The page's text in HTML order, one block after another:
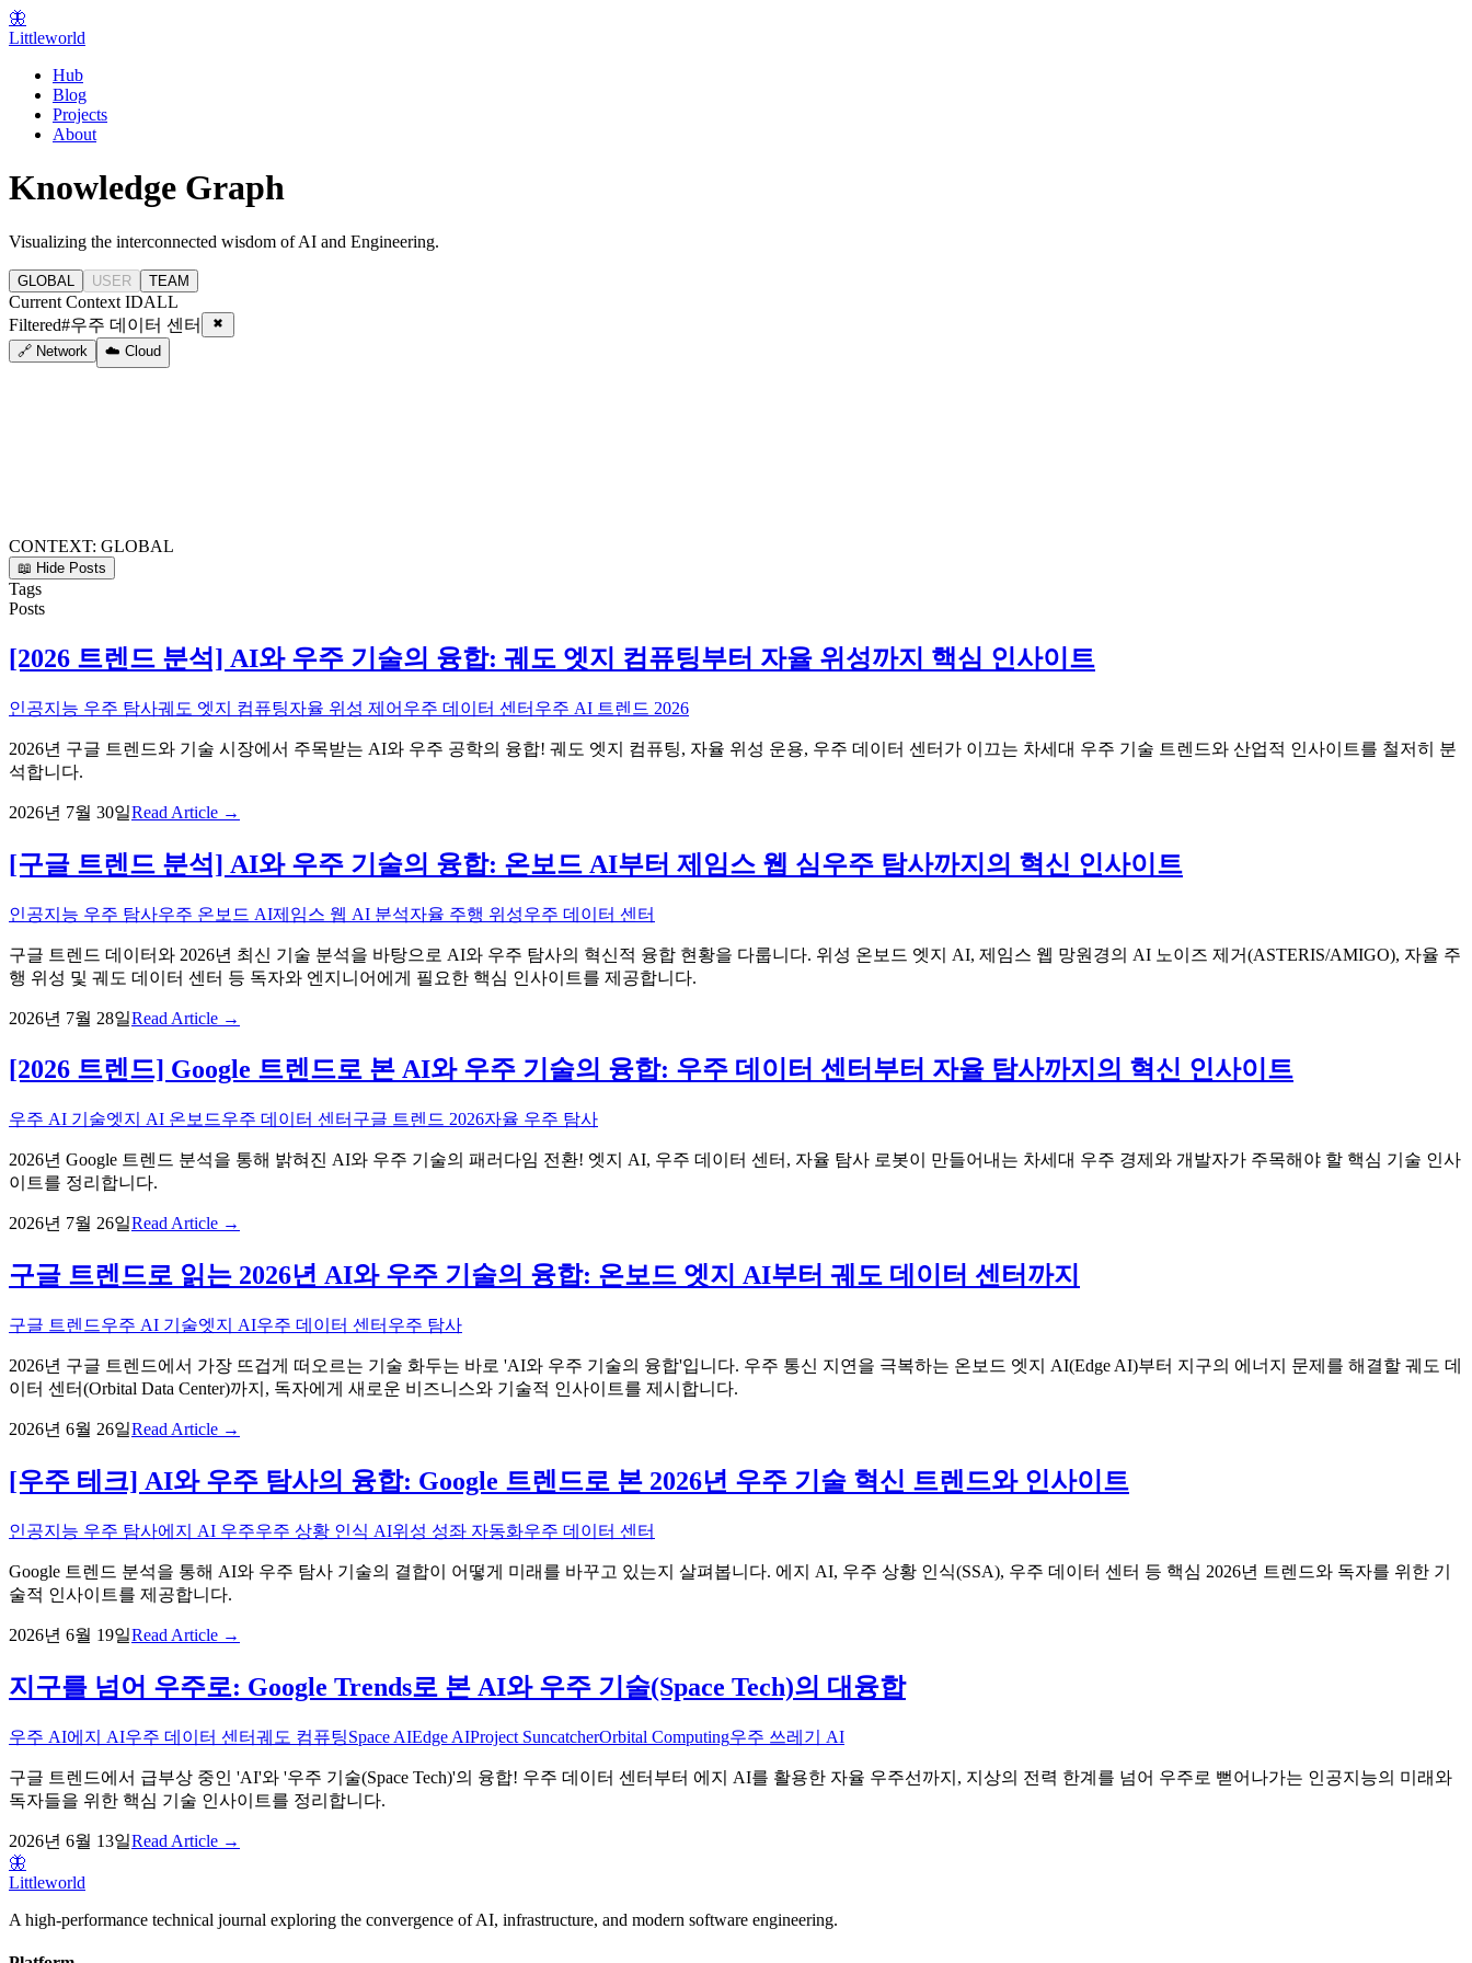
🦋
Littleworld
Hub
Blog
Projects
About
Knowledge Graph
Visualizing the interconnected wisdom of AI and Engineering.
GLOBAL USER TEAM
Current Context IDALL
Filtered#우주 데이터 센터
🔗 Network ☁️ Cloud
CONTEXT: GLOBAL
📖 Hide Posts
Tags
Posts
[2026 트렌드 분석] AI와 우주 기술의 융합: 궤도 엣지 컴퓨팅부터 자율 위성까지 핵심 인사이트
인공지능 우주 탐사궤도 엣지 컴퓨팅자율 위성 제어 우주 데이터 센터 우주 AI 트렌드 2026
2026년 구글 트렌드와 기술 시장에서 주목받는 AI와 우주 공학의 융합! 궤도 엣지 컴퓨팅, 자율 위성 운용, 우주 데이터 센터가 이끄는 차세대 우주 기술 트렌드와 산업적 인사이트를 철저히 분
석합니다.
2026년 7월 30일Read Article →
[구글 트렌드 분석] AI와 우주 기술의 융합: 온보드 AI부터 제임스 웹 심우주 탐사까지의 혁신 인사이트
인공지능 우주 탐사우주 온보드 AI제임스 웹 AI 분석자율 주행 위성우주 데이터 센터
구글 트렌드 데이터와 2026년 최신 기술 분석을 바탕으로 AI와 우주 탐사의 혁신적 융합 현황을 다룹니다. 위성 온보드 엣지 AI, 제임스 웹 망원경의 AI 노이즈 제거(ASTERIS/AMIGO), 자율 주
행 위성 및 궤도 데이터 센터 등 독자와 엔지니어에게 필요한 핵심 인사이트를 제공합니다.
2026년 7월 28일Read Article →
[2026 트렌드] Google 트렌드로 본 AI와 우주 기술의 융합: 우주 데이터 센터부터 자율 탐사까지의 혁신 인사이트
우주 AI 기술엣지 AI 온보드우주 데이터 센터 구글 트렌드 2026자율 우주 탐사
2026년 Google 트렌드 분석을 통해 밝혀진 AI와 우주 기술의 패러다임 전환! 엣지 AI, 우주 데이터 센터, 자율 탐사 로봇이 만들어내는 차세대 우주 경제와 개발자가 주목해야 할 핵심 기술 인사
이트를 정리합니다.
2026년 7월 26일Read Article →
구글 트렌드로 읽는 2026년 AI와 우주 기술의 융합: 온보드 엣지 AI부터 궤도 데이터 센터까지
구글 트렌드우주 AI 기술엣지 AI우주 데이터 센터 우주 탐사
2026년 구글 트렌드에서 가장 뜨겁게 떠오르는 기술 화두는 바로 'AI와 우주 기술의 융합'입니다. 우주 통신 지연을 극복하는 온보드 엣지 AI(Edge AI)부터 지구의 에너지 문제를 해결할 궤도 데
이터 센터(Orbital Data Center)까지, 독자에게 새로운 비즈니스와 기술적 인사이트를 제시합니다.
2026년 6월 26일Read Article →
[우주 테크] AI와 우주 탐사의 융합: Google 트렌드로 본 2026년 우주 기술 혁신 트렌드와 인사이트
인공지능 우주 탐사에지 AI 우주우주 상황 인식 AI위성 성좌 자동화우주 데이터 센터
Google 트렌드 분석을 통해 AI와 우주 탐사 기술의 결합이 어떻게 미래를 바꾸고 있는지 살펴봅니다. 에지 AI, 우주 상황 인식(SSA), 우주 데이터 센터 등 핵심 2026년 트렌드와 독자를 위한 기
술적 인사이트를 제공합니다.
2026년 6월 19일Read Article →
지구를 넘어 우주로: Google Trends로 본 AI와 우주 기술(Space Tech)의 대융합
우주 AI에지 AI우주 데이터 센터궤도 컴퓨팅Space AIEdge AIProject SuncatcherOrbital Computing우주 쓰레기 AI
구글 트렌드에서 급부상 중인 'AI'와 '우주 기술(Space Tech)'의 융합! 우주 데이터 센터부터 에지 AI를 활용한 자율 우주선까지, 지상의 전력 한계를 넘어 우주로 뻗어나가는 인공지능의 미래와
독자들을 위한 핵심 기술 인사이트를 정리합니다.
2026년 6월 13일Read Article →
🦋
Littleworld
A high-performance technical journal exploring the convergence of AI, infrastructure, and modern software engineering.